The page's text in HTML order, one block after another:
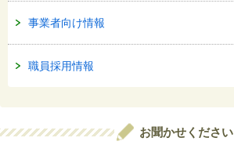
事業者向け情報
職員採用情報
お聞かせください